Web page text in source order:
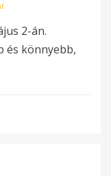
2-án.
és könnyebb,